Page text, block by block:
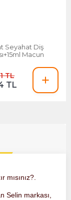
Seyahat Diş
Macun
TL
TL
mısınız?.
Selin markası,